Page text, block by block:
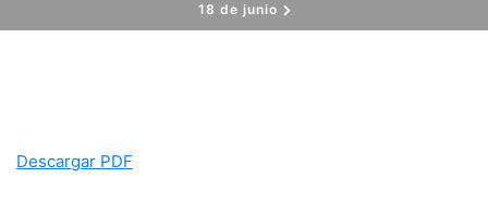
18 de junio
Descargar PDF